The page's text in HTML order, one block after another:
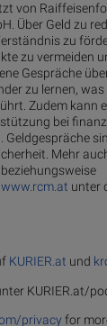
von
Über Geld zu
zu
zu vermeiden
Gespräche
zu lernen, was
Zudem kann
bei
Mehr
www.rcm.at unter
KURIER.at und
KURIER.at/
privacy for